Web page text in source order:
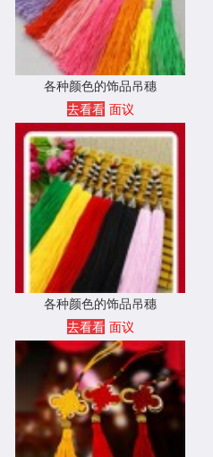
各种颜色的饰品吊穗
去看看 面议
各种颜色的饰品吊穗
去看看 面议